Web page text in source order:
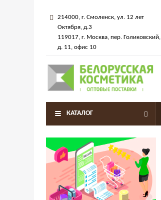
214000, г. Смоленск, ул. 12 лет
Октября, д.3
119017, г. Москва, пер. Голиковский,
д. 11, офис 10
КАТАЛОГ